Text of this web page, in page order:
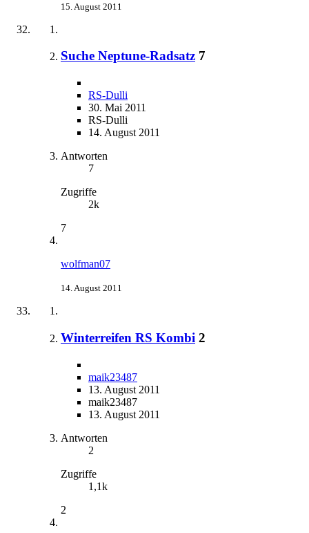
15. August 2011
Suche Neptune-Radsatz 7
RS-Dulli
30. Mai 2011
RS-Dulli
14. August 2011
Antworten
7
Zugriffe
2k
7
wolfman07
14. August 2011
Winterreifen RS Kombi 2
maik23487
13. August 2011
maik23487
13. August 2011
Antworten
2
Zugriffe
1,1k
2